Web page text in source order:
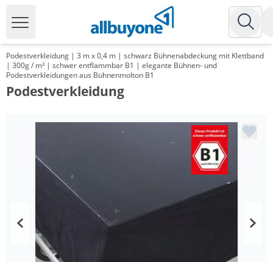
Podestverkleidung | 3 m x 0,4 m | schwarz Bühnenabdeckung mit Klettband
| 300g / m² | schwer entflammbar B1 | elegante Bühnen- und
Podestverkleidungen aus Bühnenmolton B1
Podestverkleidung